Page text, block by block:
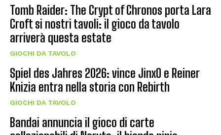
Tomb Raider: The Crypt of Chronos porta Lara
Croft si nostri tavoli: il gioco da tavolo
arriverà questa estate
GIOCHI DA TAVOLO
Spiel des Jahres 2026: vince JinxO e Reiner
Knizia entra nella storia con Rebirth
GIOCHI DA TAVOLO
Bandai annuncia il gioco di carte